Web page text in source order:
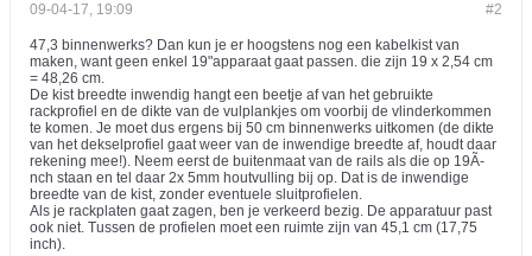
#2
09-04-17, 19:09
47,3 binnenwerks? Dan kun je er hoogstens nog een kabelkist van
maken, want geen enkel 19"apparaat gaat passen. die zijn 19 x 2,54 cm
= 48,26 cm.
De kist breedte inwendig hangt een beetje af van het gebruikte
rackprofiel en de dikte van de vulplankjes om voorbij de vlinderkommen
te komen. Je moet dus ergens bij 50 cm binnenwerks uitkomen (de dikte
van het dekselprofiel gaat weer van de inwendige breedte af, houdt daar
rekening mee!). Neem eerst de buitenmaat van de rails als die op 19Ã­
nch staan en tel daar 2x 5mm houtvulling bij op. Dat is de inwendige
breedte van de kist, zonder eventuele sluitprofielen.
Als je rackplaten gaat zagen, ben je verkeerd bezig. De apparatuur past
ook niet. Tussen de profielen moet een ruimte zijn van 45,1 cm (17,75
inch).